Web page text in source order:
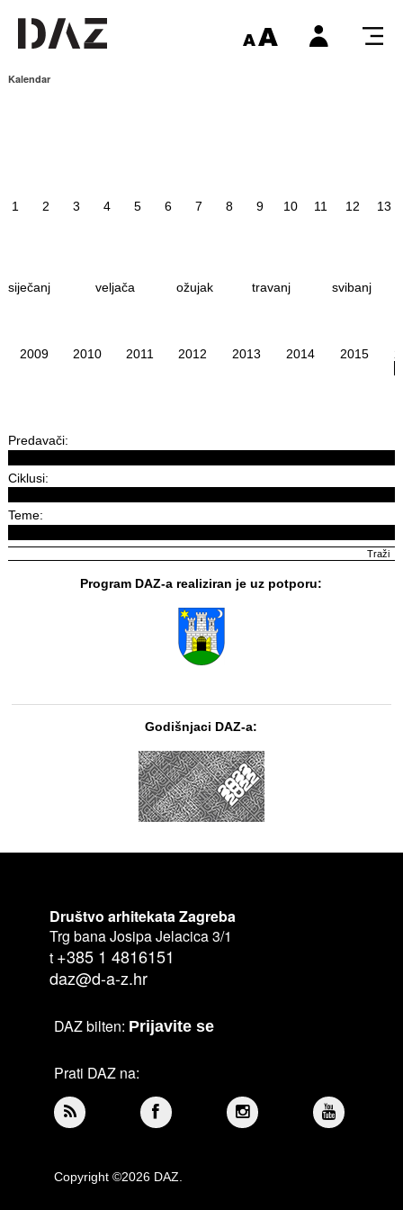
Kalendar
1 2 3 4 5 6 7 8 9 10 11 12 13
siječanj veljača ožujak travanj svibanj
2009 2010 2011 2012 2013 2014 2015
Predavači:
Ciklusi:
Teme:
Program DAZ-a realiziran je uz potporu:
Godišnjaci DAZ-a:
Društvo arhitekata Zagreba
Trg bana Josipa Jelacica 3/1
t +385 1 4816151
daz@d-a-z.hr
DAZ bilten: Prijavite se
Prati DAZ na:
Copyright ©2026 DAZ.